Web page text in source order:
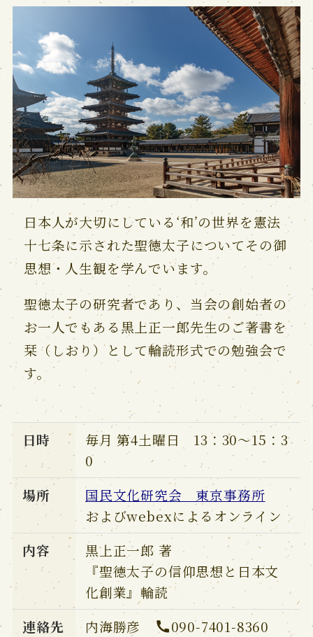
日本人が大切にしている‘和’の世界を憲法
十七条に示された聖徳太子についてその御
思想・人生観を学んでいます。
聖徳太子の研究者であり、当会の創始者の
お一人でもある黒上正一郎先生のご著書を
栞（しおり）として輪読形式での勉強会で
す。
日時
毎月 第4土曜日 13：30～15：3
0
場所
国民文化研究会 東京事務所
およびwebexによるオンライン
内容
黒上正一郎 著
『聖徳太子の信仰思想と日本文
化創業』輪読
連絡先
内海勝彦 090-7401-8360